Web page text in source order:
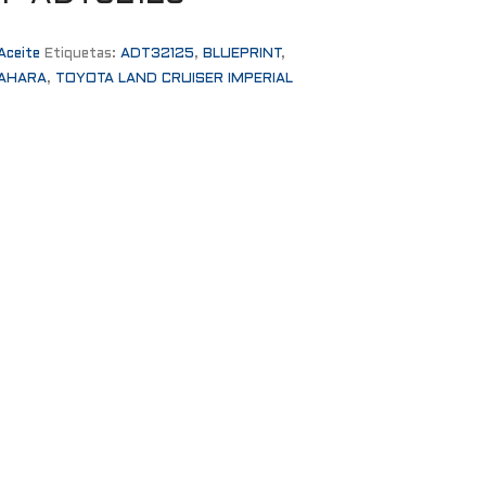
Etiquetas: ADT32125, BLUEPRINT ,
, TOYOTA LAND CRUISER IMPERIAL